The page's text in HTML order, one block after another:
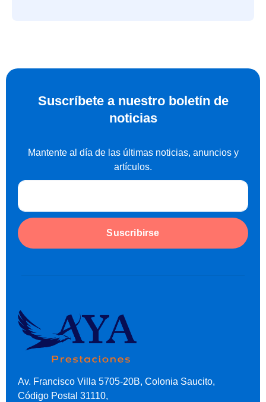
Suscríbete a nuestro boletín de
noticias
Mantente al día de las últimas noticias, anuncios y
artículos.
Suscribirse
Av. Francisco Villa 5705-20B, Colonia Saucito,
Código Postal 31110,